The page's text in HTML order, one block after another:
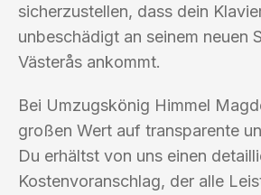
sicherzustellen, dass dein
unbeschädigt an seinem neuen
Västerås ankommt.
Bei Umzugskönig Himmel
großen Wert auf transparente
Du erhältst von uns einen
Kostenvoranschlag, der alle